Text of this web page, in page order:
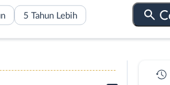
5 Tahun Lebih